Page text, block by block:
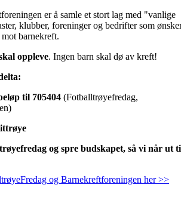
er å samle et stort lag med "vanlige
klubber, foreninger og bedrifter som
barnekreft.
oppleve. Ingen barn skal dø av kreft!
til 705404 (Fotballtrøyefredag,
og spre budskapet, så vi når ut
og Barnekreftforeningen her >>